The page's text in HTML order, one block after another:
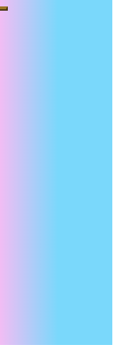
Suche